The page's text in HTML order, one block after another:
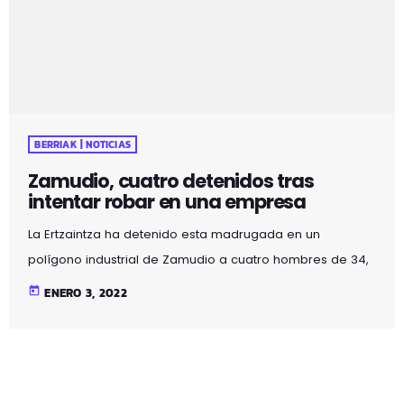
BERRIAK | NOTICIAS
Zamudio, cuatro detenidos tras
intentar robar en una empresa
La Ertzaintza ha detenido esta madrugada en un
polígono industrial de Zamudio a cuatro hombres de 34,
31, 29 y 24 años de edad, acusados de un delito de robo
today ENERO 3, 2022